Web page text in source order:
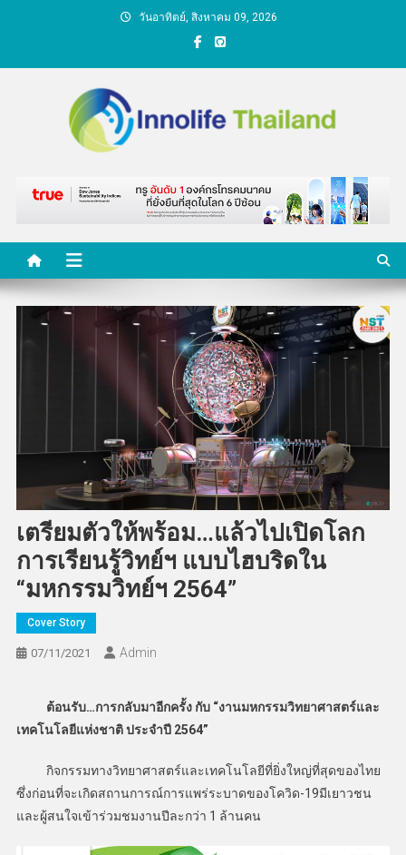
วันอาทิตย์, สิงหาคม 09, 2026
คนกับความคิด ชีวิตกับ
นวัตกรรม
เตรียมตัวให้พร้อม…แล้วไปเปิดโลก
การเรียนรู้วิทย์ฯ แบบไฮบริดใน
“มหกรรมวิทย์ฯ 2564”
Cover Story
07/11/2021 Admin
ต้อนรับ…การกลับมาอีกครั้ง กับ “งานมหกรรมวิทยาศาสตร์และ
เทคโนโลยีแห่งชาติ ประจำปี 2564”
กิจกรรมทางวิทยาศาสตร์และเทคโนโลยีที่ยิ่งใหญ่ที่สุดของไทย
ซึ่งก่อนที่จะเกิดสถานการณ์การแพร่ระบาดของโควิด-19มีเยาวชน
และผู้สนใจเข้าร่วมชมงานปีละกว่า 1 ล้านคน